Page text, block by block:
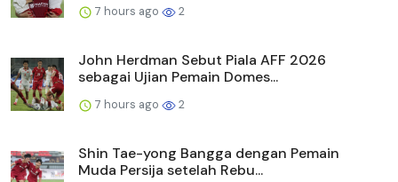
7 hours ago 2
John Herdman Sebut Piala AFF 2026
sebagai Ujian Pemain Domes...
7 hours ago 2
Shin Tae-yong Bangga dengan Pemain
Muda Persija setelah Rebu...